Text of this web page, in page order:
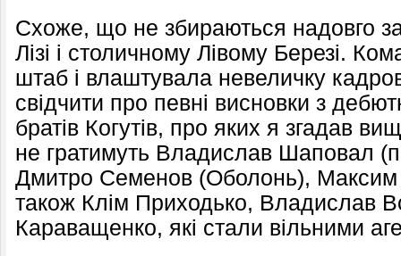
Схоже, що не збираються надовго
Лізі і столичному Лівому Березі.
штаб і влаштувала невеличку
свідчити про певні висновки з
братів Когутів, про яких я згадав
не гратимуть Владислав Шаповал
Дмитро Семенов (Оболонь), Максим
також Клім Приходько, Владислав
Караващенко, які стали вільними